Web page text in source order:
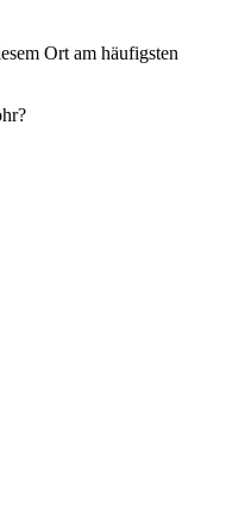
Ort am häufigsten